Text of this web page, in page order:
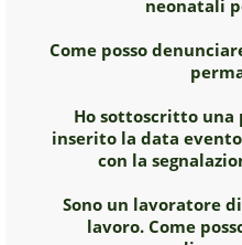
neonatali
Come posso
Ho sottoscritto una
inserito la data
con la
Sono un lavoratore
lavoro. Come